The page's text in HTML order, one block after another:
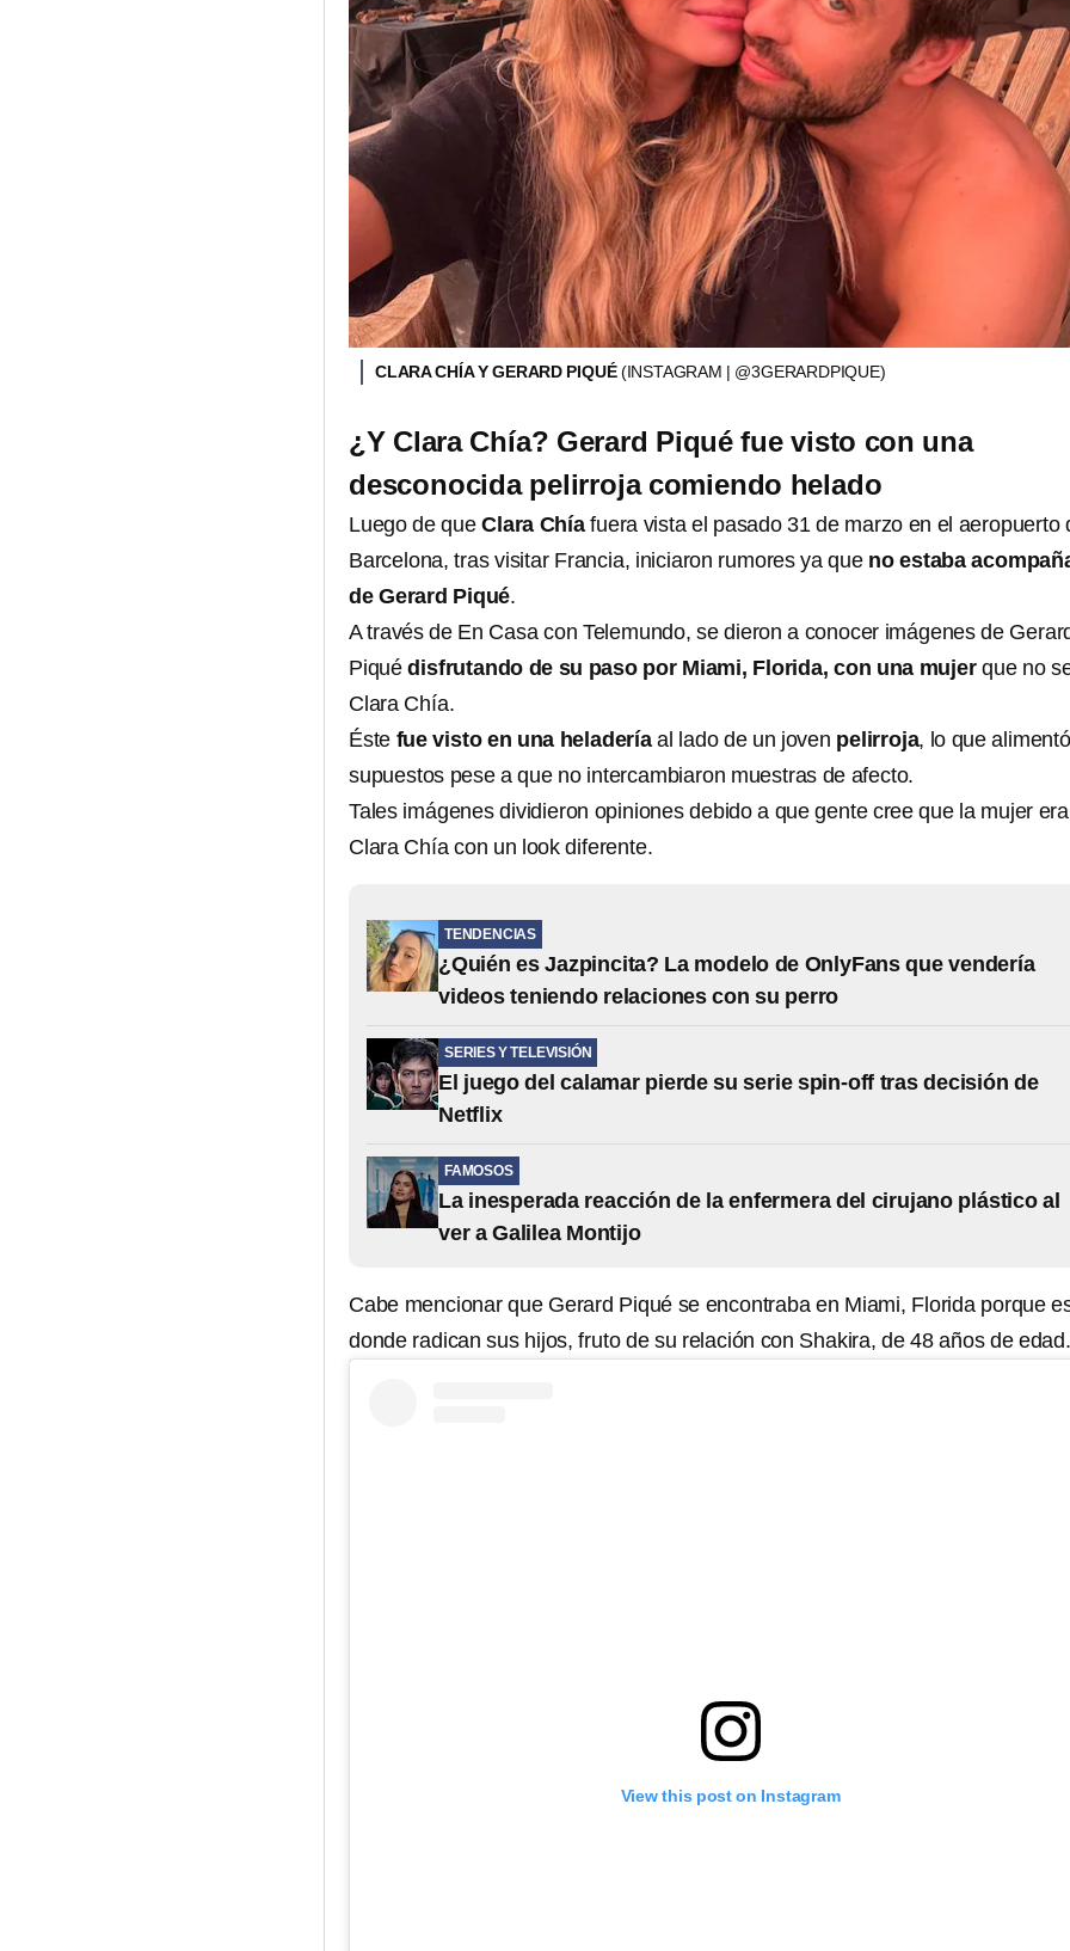
CLARA CHÍA Y GERARD PIQUÉ(INSTAGRAM | @3GERARDPIQUE)
¿Y Clara Chía? Gerard Piqué fue visto con una
desconocida pelirroja comiendo helado
Luego de queClara Chíafuera vista el pasado 31 de marzo en el aeropuerto
Barcelona, tras visitar Francia, iniciaron rumores ya que no estaba
de Gerard Piqué.
A través de En Casa con Telemundo, se dieron a conocer imágenes de
Piquédisfrutando de su paso por Miami, Florida, con una mujerque no
Clara Chía.
Éste fue visto en una heladeríaal lado de un joven pelirroja, lo que alimentó
supuestos pese a que no intercambiaron muestras de afecto.
Tales imágenes dividieron opiniones debido a que gente cree que la mujer era
Clara Chía con un look diferente.
TENDENCIAS
¿Quién es Jazpincita? La modelo de OnlyFans que vendería
videos teniendo relaciones con su perro
SERIES Y TELEVISIÓN
El juego del calamar pierde su serie spin-off tras decisión de
Netflix
FAMOSOS
La inesperada reacción de la enfermera del cirujano plástico al
ver a Galilea Montijo
Cabe mencionar que Gerard Piqué se encontraba en Miami, Florida porque
donde radican sus hijos, fruto de su relación con Shakira, de 48 años de edad.
View this post on Instagram